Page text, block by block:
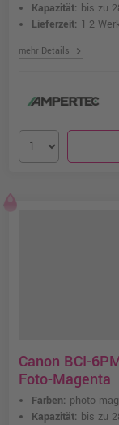
Kapazität: bis zu
Lieferzeit: 1-2
mehr Details chevron_right
Canon BCI-
Foto-Magenta
Farben: photo
Kapazität: bis zu